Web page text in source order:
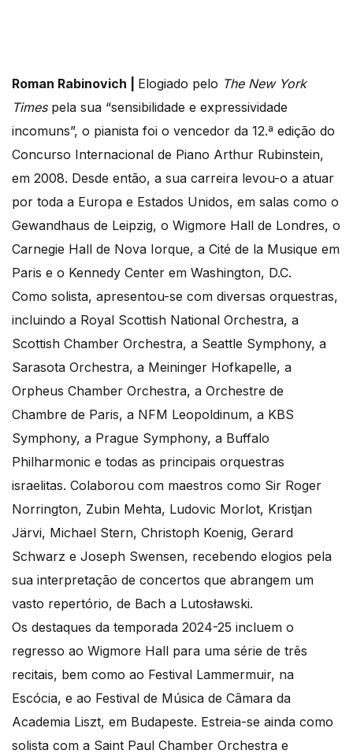
Roman Rabinovich | Elogiado pelo The New York
Timespela sua “sensibilidade e expressividade
incomuns”, o pianista foi o vencedor da 12.ª edição do
Concurso Internacional de Piano Arthur Rubinstein,
em 2008. Desde então, a sua carreira levou-o a atuar
por toda a Europa e Estados Unidos, em salas como o
Gewandhaus de Leipzig, o Wigmore Hall de Londres, o
Carnegie Hall de Nova Iorque, a Cité de la Musique em
Paris e o Kennedy Center em Washington, D.C.
Como solista, apresentou-se com diversas orquestras,
incluindo a Royal Scottish National Orchestra, a
Scottish Chamber Orchestra, a Seattle Symphony, a
Sarasota Orchestra, a Meininger Hofkapelle, a
Orpheus Chamber Orchestra, a Orchestre de
Chambre de Paris, a NFM Leopoldinum, a KBS
Symphony, a Prague Symphony, a Buffalo
Philharmonic e todas as principais orquestras
israelitas. Colaborou com maestros como Sir Roger
Norrington, Zubin Mehta, Ludovic Morlot, Kristjan
Järvi, Michael Stern, Christoph Koenig, Gerard
Schwarz e Joseph Swensen, recebendo elogios pela
sua interpretação de concertos que abrangem um
vasto repertório, de Bach a Lutosławski.
Os destaques da temporada 2024-25 incluem o
regresso ao Wigmore Hall para uma série de três
recitais, bem como ao Festival Lammermuir, na
Escócia, e ao Festival de Música de Câmara da
Academia Liszt, em Budapeste. Estreia-se ainda como
solista com a Saint Paul Chamber Orchestra e